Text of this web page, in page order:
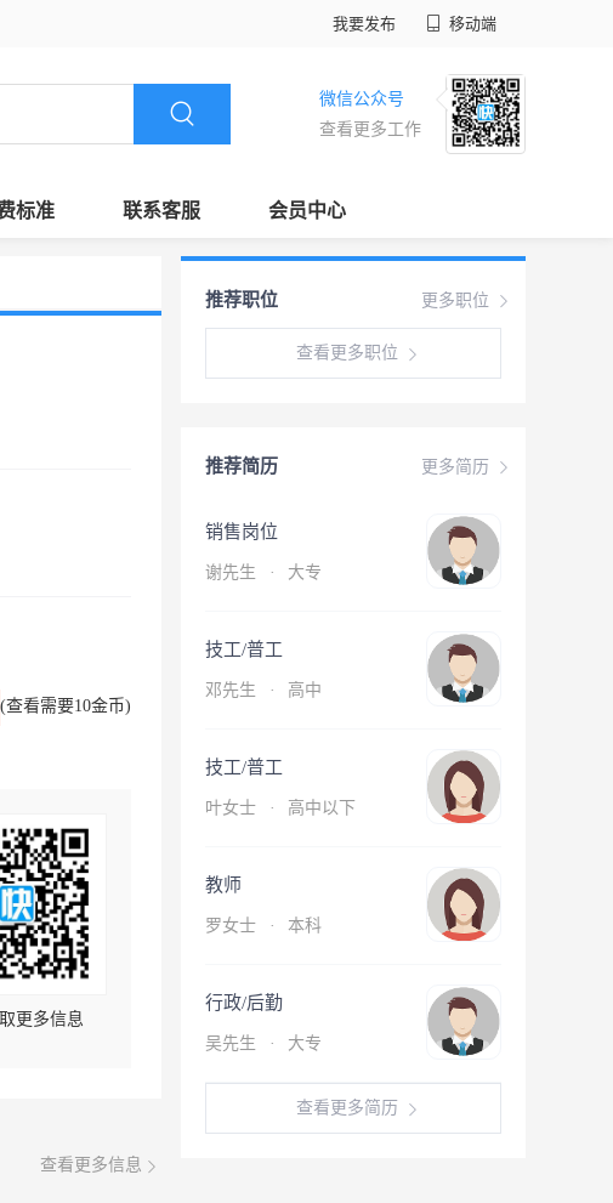
我要发布 移动端
微信公众号
查看更多工作
标准 联系客服 会员中心
(查看需要10金币)
更多信息
查看更多信息
更多职位
推荐职位
查看更多职位
更多简历
推荐简历
销售岗位
谢先生 · 大专
技工/普工
邓先生 · 高中
技工/普工
叶女士 · 高中以下
教师
罗女士 · 本科
行政/后勤
吴先生 · 大专
查看更多简历